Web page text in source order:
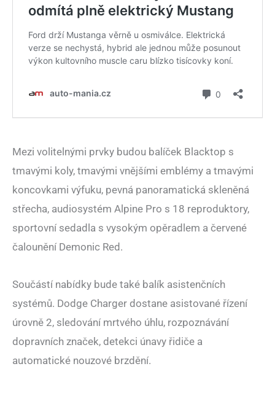
Mezi volitelnými prvky budou balíček Blacktop s
tmavými koly, tmavými vnějšími emblémy a tmavými
koncovkami výfuku, pevná panoramatická skleněná
střecha, audiosystém Alpine Pro s 18 reproduktory,
sportovní sedadla s vysokým opěradlem a červené
čalounění Demonic Red.
Součástí nabídky bude také balík asistenčních
systémů. Dodge Charger dostane asistované řízení
úrovně 2, sledování mrtvého úhlu, rozpoznávání
dopravních značek, detekci únavy řidiče a
automatické nouzové brzdění.